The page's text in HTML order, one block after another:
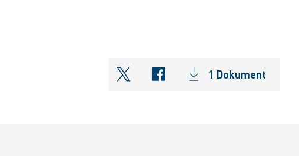
shareOntwitter
shareOnfacebook
1 Dokument